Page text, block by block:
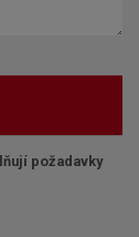
požadavky